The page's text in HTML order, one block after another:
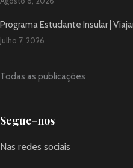
Programa Estudante Insular |
Julho 7, 2026
Todas as publicações
Segue-nos
Nas redes sociais